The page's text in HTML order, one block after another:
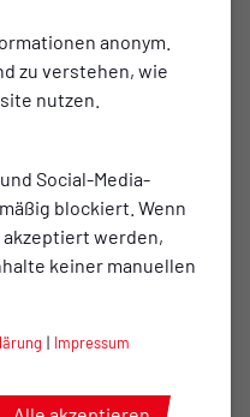
anonym.
zu verstehen, wie
nutzen.
Social-Media-
blockiert. Wenn
akzeptiert werden,
keiner manuellen
| Impressum
neuen Lauf-Tshirts von
dem
Uhren und Trauringe,
starten in diesem
und sind damit gute
Sponsor im
werden TuS-
Marathon,
Marathon, Berlin-
Marathon an den Start